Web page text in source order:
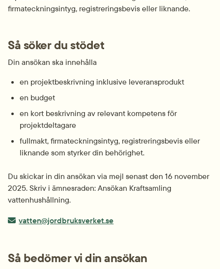
firmateckningsintyg, registreringsbevis eller liknande.
Så söker du stödet
Din ansökan ska innehålla
en projektbeskrivning inklusive leveransprodukt
en budget
en kort beskrivning av relevant kompetens för
projektdeltagare
fullmakt, firmateckningsintyg, registreringsbevis eller
liknande som styrker din behörighet.
Du skickar in din ansökan via mejl senast den 16 november
2025. Skriv i ämnesraden: Ansökan Kraftsamling
vattenhushållning.
E-post:
vatten@jordbruksverket.se
Så bedömer vi din ansökan